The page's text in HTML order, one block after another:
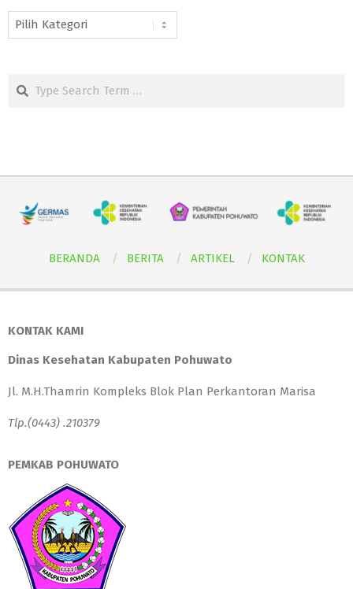
Kategori
Search
BERANDA BERITA ARTIKEL KONTAK
KONTAK KAMI
Dinas Kesehatan Kabupaten Pohuwato
Jl. M.H.Thamrin Kompleks Blok Plan Perkantoran Marisa
Tlp.(0443) .210379
PEMKAB POHUWATO